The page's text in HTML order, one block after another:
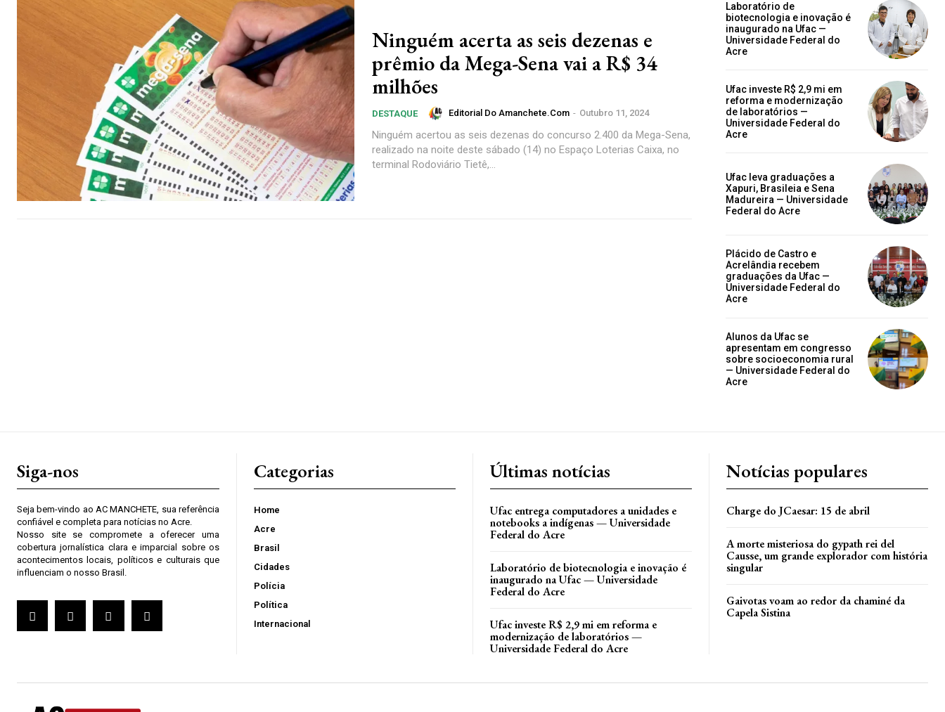
Ninguém acerta as seis dezenas e
prêmio da Mega-Sena vai a R$ 34
milhões
DESTAQUE Editorial Do Amanchete.com - Outubro 11, 2024
Ninguém acertou as seis dezenas do concurso 2.400 da Mega-Sena,
realizado na noite deste sábado (14) no Espaço Loterias Caixa, no
terminal Rodoviário Tietê,...
Laboratório de
biotecnologia e inovação é
inaugurado na Ufac —
Universidade Federal do
Acre
Ufac investe R$ 2,9 mi em
reforma e modernização
de laboratórios —
Universidade Federal do
Acre
Ufac leva graduações a
Xapuri, Brasileia e Sena
Madureira — Universidade
Federal do Acre
Plácido de Castro e
Acrelândia recebem
graduações da Ufac —
Universidade Federal do
Acre
Alunos da Ufac se
apresentam em congresso
sobre socioeconomia rural
— Universidade Federal do
Acre
Siga-nos
Seja bem-vindo ao AC MANCHETE, sua referência
confiável e completa para notícias no Acre.
Nosso site se compromete a oferecer uma
cobertura jornalística clara e imparcial sobre os
acontecimentos locais, políticos e culturais que
influenciam o nosso Brasil.
Categorias
Home
Acre
Brasil
Cidades
Polícia
Política
Internacional
Últimas notícias
Ufac entrega computadores a unidades e
notebooks a indígenas — Universidade
Federal do Acre
Laboratório de biotecnologia e inovação é
inaugurado na Ufac — Universidade
Federal do Acre
Ufac investe R$ 2,9 mi em reforma e
modernização de laboratórios —
Universidade Federal do Acre
Notícias populares
Charge do JCaesar: 15 de abril
A morte misteriosa do gypath rei del
Causse, um grande explorador com história
singular
Gaivotas voam ao redor da chaminé da
Capela Sistina